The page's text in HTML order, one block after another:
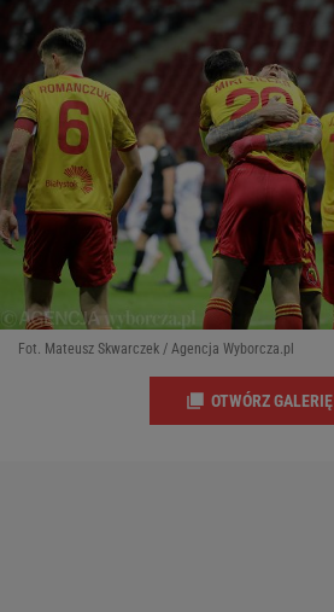
Fot. Mateusz Skwarczek / Agencja Wyborcza.pl
OTWÓRZ GALERIĘ